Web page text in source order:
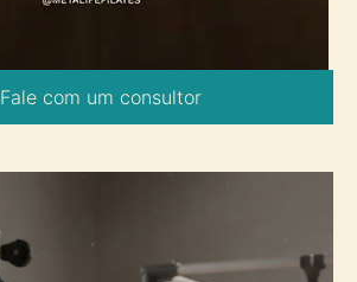
Fale com um consultor